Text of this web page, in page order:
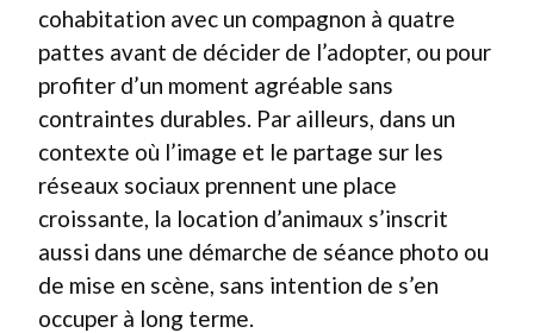
cohabitation avec un compagnon à quatre
pattes avant de décider de l’adopter, ou pour
profiter d’un moment agréable sans
contraintes durables. Par ailleurs, dans un
contexte où l’image et le partage sur les
réseaux sociaux prennent une place
croissante, la location d’animaux s’inscrit
aussi dans une démarche de séance photo ou
de mise en scène, sans intention de s’en
occuper à long terme.